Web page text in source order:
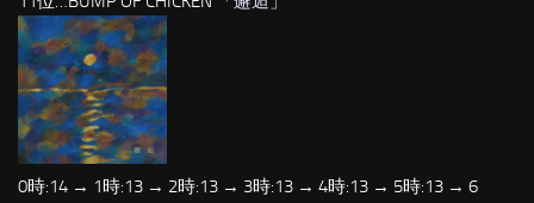
0時:14 → 1時:13 → 2時:13 → 3時:13 → 4時:13 → 5時:13 → 6